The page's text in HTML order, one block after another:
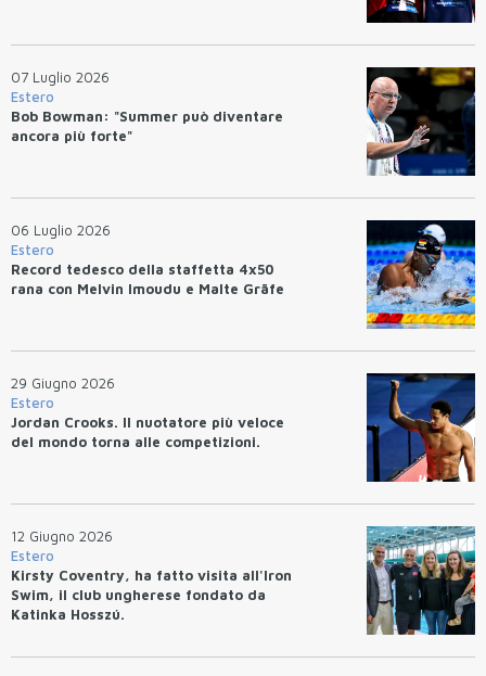
07 Luglio 2026
Estero
Bob Bowman: "Summer può diventare
ancora più forte"
06 Luglio 2026
Estero
Record tedesco della staffetta 4x50
rana con Melvin Imoudu e Malte Gräfe
29 Giugno 2026
Estero
Jordan Crooks. Il nuotatore più veloce
del mondo torna alle competizioni.
12 Giugno 2026
Estero
Kirsty Coventry, ha fatto visita all'Iron
Swim, il club ungherese fondato da
Katinka Hosszú.